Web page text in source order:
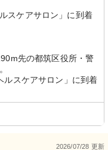
スケアサロン」に到着
先の都筑区役所・警
ルスケアサロン」に到着
2026/07/28 更新